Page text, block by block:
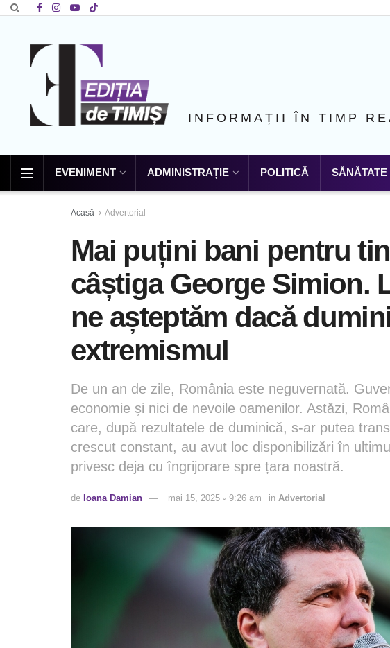
INFORMAȚII ÎN TIMP
EVENIMENT ADMINISTRAȚIE POLITICĂ SĂNĂTATE
Acasă Advertorial
Mai puțini bani pentru
câștiga George Simion.
ne așteptăm dacă
extremismul
De un an de zile, România este neguvernată.
economie și nici de nevoile oamenilor. Astăzi,
care, după rezultatele de duminică, s-ar putea
crescut constant, au avut loc disponibilizări în
privesc deja cu îngrijorare spre țara noastră.
de Ioana Damian mai 15, 2025 ◦ 9:26 am in Advertorial